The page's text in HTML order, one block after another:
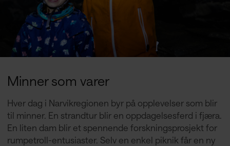
Minner som varer
Hver dag i Narvikregionen byr på opplevelser som blir
til minner. En strandtur blir en oppdagelsesferd i fjæra.
En liten dam blir et spennende forskningsprosjekt for
rumpetroll-entusiaster. Selv en enkel piknik får en ny